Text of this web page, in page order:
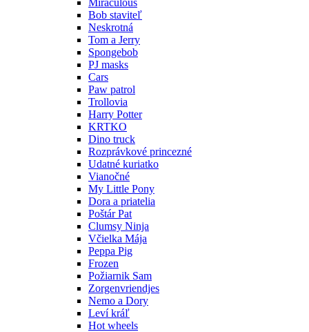
Miraculous
Bob staviteľ
Neskrotná
Tom a Jerry
Spongebob
PJ masks
Cars
Paw patrol
Trollovia
Harry Potter
KRTKO
Dino truck
Rozprávkové princezné
Udatné kuriatko
Vianočné
My Little Pony
Dora a priatelia
Poštár Pat
Clumsy Ninja
Včielka Mája
Peppa Pig
Frozen
Požiarnik Sam
Zorgenvriendjes
Nemo a Dory
Leví kráľ
Hot wheels